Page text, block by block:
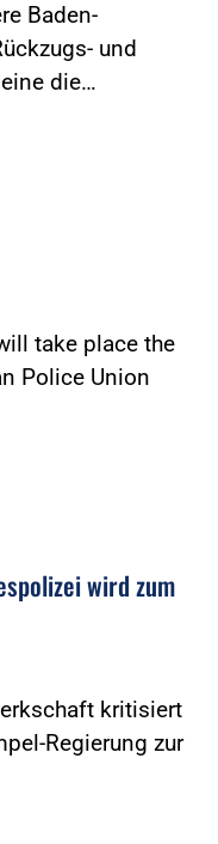
Baden-
und
die…
take place the
Police Union
wird zum
kritisiert
Regierung zur